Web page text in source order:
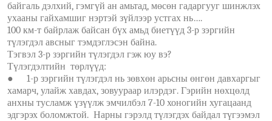
байгаль дэлхий, гэмгүй ан амьтад, мөсөн гадаргууг шинжлэх
ухааны гайхамшиг нэртэй зүйлээр устгах нь….
100 км-т байрлаж байсан бүх амьд биетүүд 3-р зэргийн
түлэгдэл авсныг тэмдэглэсэн байна.
Тэгвэл 3-р зэргийн түлэгдэл гэж юу вэ?
Түлэгдэлтийн төрлүүд:
●
1-р зэргийн түлэгдэл нь зөвхөн арьсны өнгөн давхаргыг
хамарч, улайж хавдах, зовуураар илэрдэг. Гэрийн нөхцөлд
анхны тусламж үзүүлж эмчилбэл 7-10 хоногийн хугацаанд
эдгэрэх боломжтой. Нарны гэрэлд түлэгдэх байдал түгээмэл